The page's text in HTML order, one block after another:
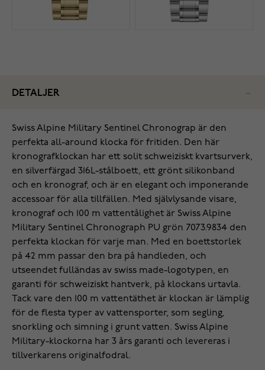
DETALJER
Swiss Alpine Military Sentinel Chronograp är den
perfekta all-around klocka för fritiden. Den här
kronografklockan har ett solit schweiziskt kvartsurverk,
en silverfärgad 316L-stålboett, ett grönt silikonband
och en kronograf, och är en elegant och imponerande
accessoar för alla tillfällen. Med självlysande visare,
kronograf och 100 m vattentålighet är Swiss Alpine
Military Sentinel Chronograph PU grön 7073.9834 den
perfekta klockan för varje man. Med en boettstorlek
på 42 mm passar den bra på handleden, och
utseendet fulländas av swiss made-logotypen, en
garanti för schweiziskt hantverk, på klockans urtavla.
Tack vare den 100 m vattentäthet är klockan är lämplig
för de flesta typer av vattensporter, som segling,
snorkling och simning i grunt vatten. Swiss Alpine
Military-klockorna har 3 års garanti och levereras i
tillverkarens originalfodral.